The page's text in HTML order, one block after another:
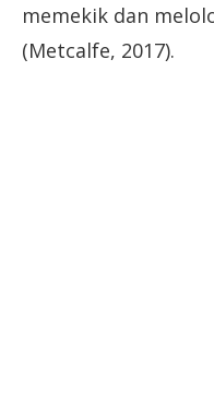
memekik dan
(Metcalfe, 2017).